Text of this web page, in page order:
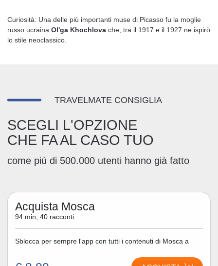
Curiosità: Una delle più importanti muse di Picasso fu la moglie
russo ucraina Ol'ga Khochlova che, tra il 1917 e il 1927 ne ispirò
lo stile neoclassico.
TRAVELMATE CONSIGLIA
SCEGLI L'OPZIONE
CHE FA AL CASO TUO
come più di 500.000 utenti hanno già fatto
Acquista Mosca
94 min, 40 racconti
Sblocca per sempre l'app con tutti i contenuti di Mosca a